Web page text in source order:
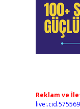
Reklam ve